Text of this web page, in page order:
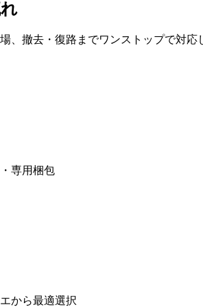
、撤去・復路までワンストップで対応
専用梱包
から最適選択